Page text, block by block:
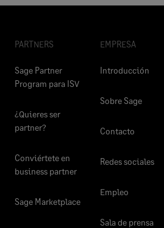
PARTNERS
Sage Partner
Program para ISV
¿Quieres ser
partner?
Conviértete en
business partner
Sage Marketplace
EMPRESA
Introducción
Sobre Sage
Contacto
Redes sociales
Empleo
Sala de prensa